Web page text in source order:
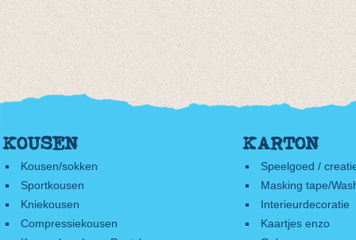
KOUSEN
Kousen/sokken
Sportkousen
Kniekousen
Compressiekousen
KARTON
Speelgoed /
Masking tape/
Interieurdecoratie
Kaartjes enzo